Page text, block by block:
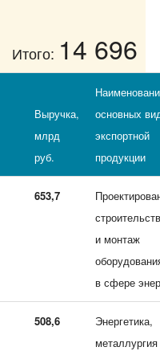
Итого: 14 696
Выручка,
млрд
руб.
основных
экспортной
продукции
653,7
и монтаж
в сфере
508,6
Энергетика,
металлургия